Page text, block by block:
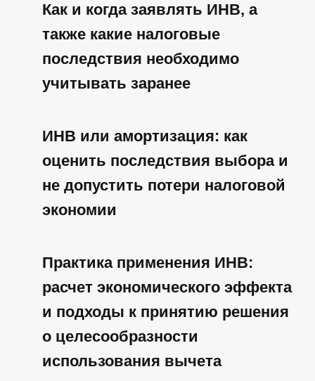
Как и когда заявлять ИНВ, а
также какие налоговые
последствия необходимо
учитывать заранее
ИНВ или амортизация: как
оценить последствия выбора и
не допустить потери налоговой
экономии
Практика применения ИНВ:
расчет экономического эффекта
и подходы к принятию решения
о целесообразности
использования вычета
Практики
ООО «Интана СиАрЭс Такс»
ООО «Интана СиАрЭс Право»
© 2002–2026
Контакты
Мероприятия
Карта сайта